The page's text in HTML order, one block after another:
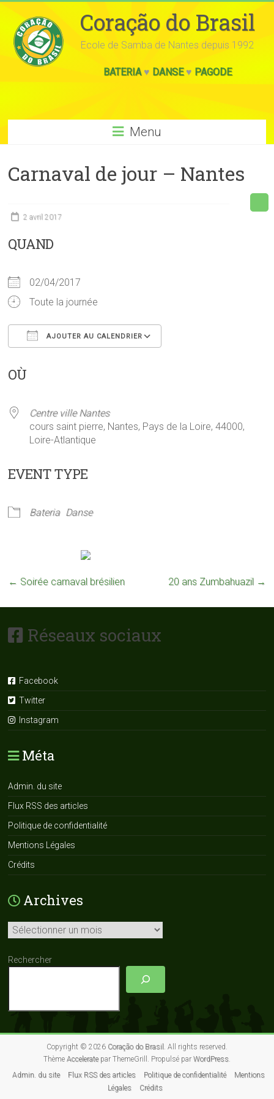
Coração do Brasil
Ecole de Samba de Nantes depuis 1992
BATERIA♥ DANSE♥ PAGODE
Menu
Carnaval de jour – Nantes
2 avril 2017
QUAND
02/04/2017
Toute la journée
AJOUTER AU CALENDRIER
OÙ
Centre ville Nantes
cours saint pierre, Nantes, Pays de la Loire, 44000,
Loire-Atlantique
EVENT TYPE
Bateria Danse
← Soirée carnaval brésilien 20 ans Zumbahuazil →
Réseaux sociaux
Facebook
Twitter
Instagram
Méta
Admin. du site
Flux RSS des articles
Politique de confidentialité
Mentions Légales
Crédits
Archives
Archives
Rechercher
Copyright © 2026 Coração do Brasil . All rights reserved.
Thème Acceleratepar ThemeGrill. Propulsé par WordPress.
Admin. du site
Flux RSS des articles Politique de confidentialité
Mentions
Légales
Crédits